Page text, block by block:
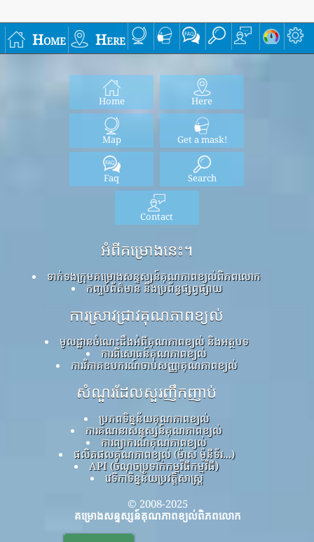
Home Here
Home Here
Map Get a mask!
Faq Search
Contact
អំពីគម្រោងនេះ។
ទាក់ទងក្រុមគម្រោងសន្ទស្សន៍គុណភាពខ្យល់ពិភពលោក
កញ្ចប់ព័ត៌មាន និងប្រព័ន្ធផ្សព្វផ្សាយ
ការស្រាវជ្រាវគុណភាពខ្យល់
មូលដ្ឋានចំណេះដឹងអំពីគុណភាពខ្យល់ និងអត្ថបទ
ការពិសោធន៍គុណភាពខ្យល់
ការវិភាគឧបករណ៍ចាប់សញ្ញាគុណភាពខ្យល់
សំណួរដែលសួរញឹកញាប់
ប្រភពទិន្នន័យគុណភាពខ្យល់
ការគណនាសន្ទស្សន៍គុណភាពខ្យល់
ការព្យាករណ៍គុណភាពខ្យល់
ផលិតផលគុណភាពខ្យល់ (ម៉ាស ម៉ូនីទ័រ...)
API (ចំណុចប្រទាក់កម្មវិធីកម្មវិធី)
វេទិកាទិន្នន័យប្រវត្តិសាស្ត្រ
© 2008-2025
គម្រោងសន្ទស្សន៍គុណភាពខ្យល់ពិភពលោក